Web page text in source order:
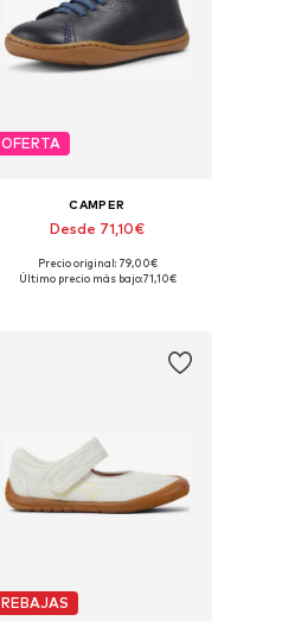
OFERTA
CAMPER
Desde 71,10€
Disponible en muchas tallas
Precio original: 79,00€
Último precio más bajo:71,10€
REBAJAS